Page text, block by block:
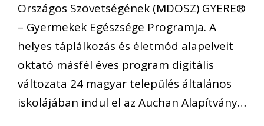
Országos Szövetségének (MDOSZ) GYERE®
– Gyermekek Egészsége Programja. A
helyes táplálkozás és életmód alapelveit
oktató másfél éves program digitális
változata 24 magyar település általános
iskolájában indul el az Auchan Alapítvány…